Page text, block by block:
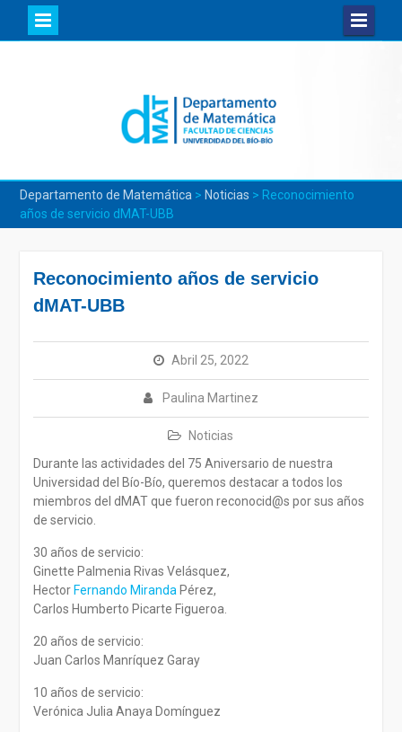
Departamento de Matemática > Noticias > Reconocimiento
años de servicio dMAT-UBB
Reconocimiento años de servicio
dMAT-UBB
Abril 25, 2022
Paulina Martinez
Noticias
Durante las actividades del 75 Aniversario de nuestra
Universidad del Bío-Bío, queremos destacar a todos los
miembros del dMAT que fueron reconocid@s por sus años
de servicio.
30 años de servicio:
Ginette Palmenia Rivas Velásquez,
Hector Fernando Miranda Pérez,
Carlos Humberto Picarte Figueroa.
20 años de servicio:
Juan Carlos Manríquez Garay
10 años de servicio:
Verónica Julia Anaya Domínguez